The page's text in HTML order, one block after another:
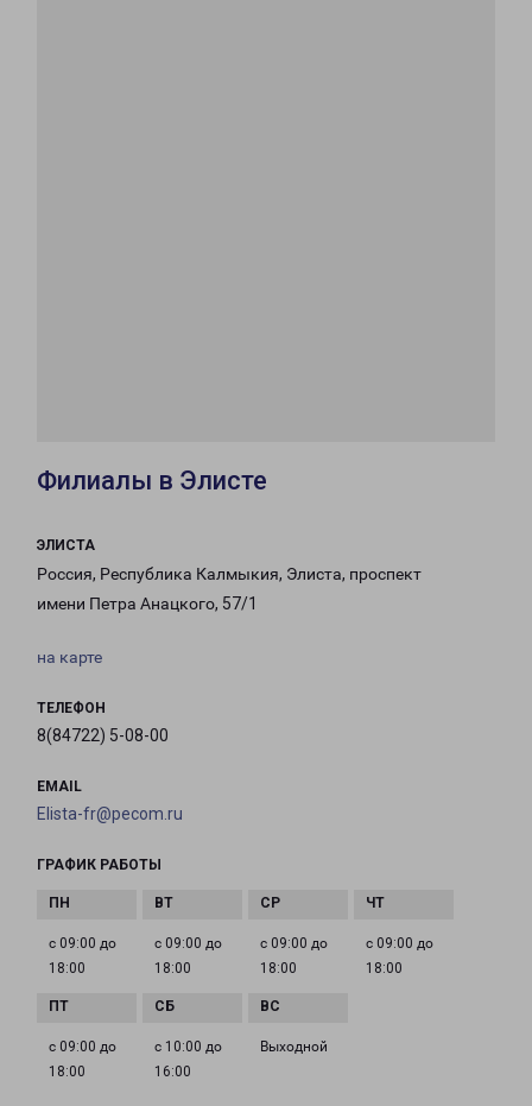
Филиалы в Элисте
ЭЛИСТА
Россия, Республика Калмыкия, Элиста, проспект
имени Петра Анацкого, 57/1
на карте
ТЕЛЕФОН
8(84722) 5-08-00
EMAIL
Elista-fr@pecom.ru
ГРАФИК РАБОТЫ
с 09:00 до
18:00
с 09:00 до
18:00
с 09:00 до
18:00
с 09:00 до
18:00
с 09:00 до
18:00
с 10:00 до
16:00
Выходной